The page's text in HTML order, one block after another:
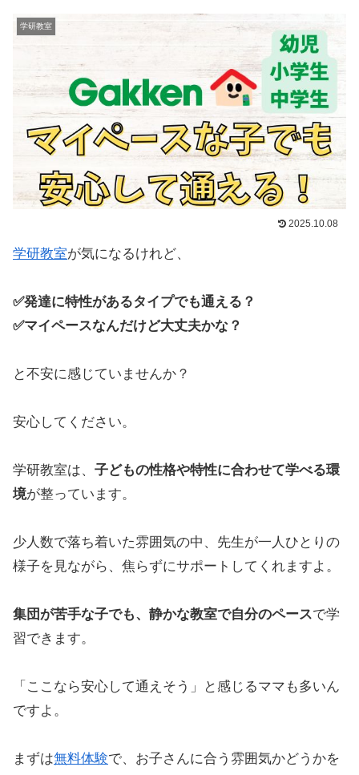
学研教室
2025.10.08
学研教室が気になるけれど、
✅発達に特性があるタイプでも通える？
✅マイペースなんだけど大丈夫かな？
と不安に感じていませんか？
安心してください。
学研教室は、 子どもの性格や特性に合わせて学べる環
境が整っています。
少人数で落ち着いた雰囲気の中、先生が一人ひとりの
様子を見ながら、焦らずにサポートしてくれますよ。
集団が苦手な子でも、静かな教室で自分のペースで学
習できます。
「ここなら安心して通えそう」と感じるママも多いん
ですよ。
まずは無料体験で、お子さんに合う雰囲気かどうかを